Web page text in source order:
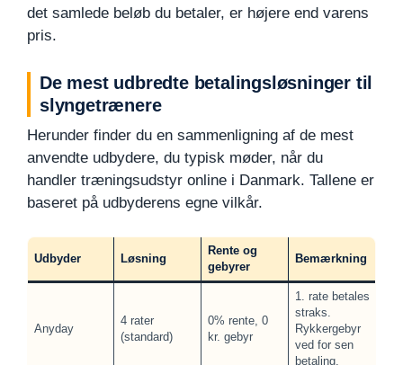
det samlede beløb du betaler, er højere end varens
pris.
De mest udbredte betalingsløsninger til
slyngetrænere
Herunder finder du en sammenligning af de mest
anvendte udbydere, du typisk møder, når du
handler træningsudstyr online i Danmark. Tallene er
baseret på udbyderens egne vilkår.
Udbyder Løsning
Rente og
gebyrer
Bemærkning
Anyday
4 rater
(standard)
0% rente, 0
kr. gebyr
1. rate betales
straks.
Rykkergebyr
ved for sen
betaling.